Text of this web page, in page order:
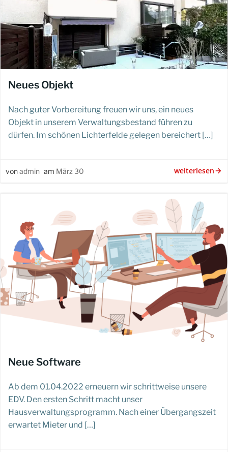
Neues Objekt
Nach guter Vorbereitung freuen wir uns, ein neues
Objekt in unserem Verwaltungsbestand führen zu
dürfen. Im schönen Lichterfelde gelegen bereichert […]
vonadmin am März 30 weiterlesen
Neue Software
Ab dem 01.04.2022 erneuern wir schrittweise unsere
EDV. Den ersten Schritt macht unser
Hausverwaltungsprogramm. Nach einer Übergangszeit
erwartet Mieter und […]